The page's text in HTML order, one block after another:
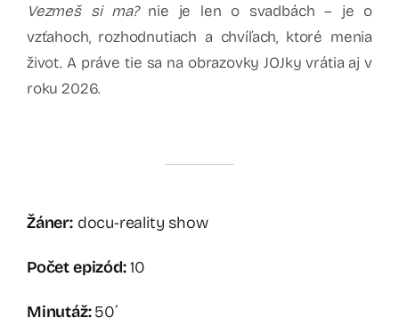
Vezmeš si ma?nie je len o svadbách – je o
vzťahoch, rozhodnutiach a chvíľach, ktoré menia
život. A práve tie sa na obrazovky JOJky vrátia aj v
roku 2026.
Žáner:docu-reality show
Počet epizód:10
Minutáž:50´